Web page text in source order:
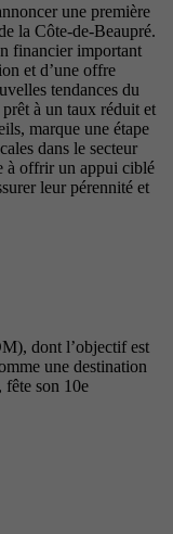
une première
la Côte-de-Beaupré.
financier important
et d’une offre
tendances du
à un taux réduit et
marque une étape
dans le secteur
à offrir un appui ciblé
leur pérennité et
dont l’objectif est
une destination
fête son 10e